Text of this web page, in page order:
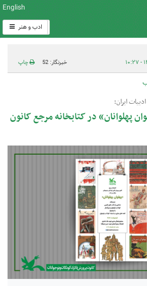
English
ادب و هنر
خبرنگار: 52 چاپ
ایران؛
پهلوانان» در کتابخانه مرجع کانون